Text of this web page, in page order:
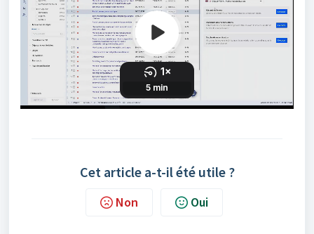
Cet article a-t-il été utile ?
Non Oui